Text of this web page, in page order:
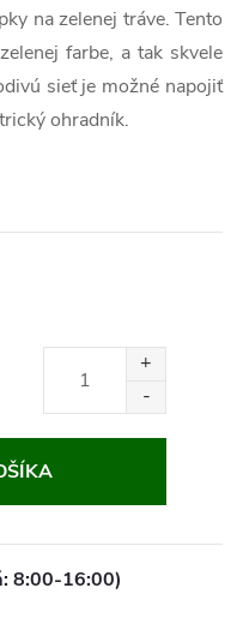
na zelenej tráve. Tento
farbe, a tak skvele
sieť je možné napojiť
ohradník.
8:00-16:00)